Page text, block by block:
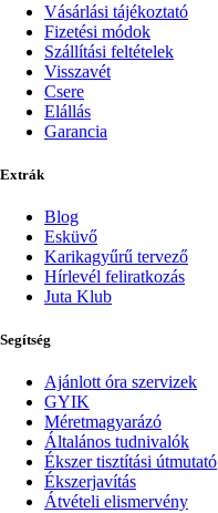
Vásárlási tájékoztató
Fizetési módok
Szállítási feltételek
Visszavét
Csere
Elállás
Garancia
Extrák
Blog
Esküvő
Karikagyűrű tervező
Hírlevél feliratkozás
Juta Klub
Segítség
Ajánlott óra szervizek
GYIK
Méretmagyarázó
Általános tudnivalók
Ékszer tisztítási útmutató
Ékszerjavítás
Átvételi elismervény